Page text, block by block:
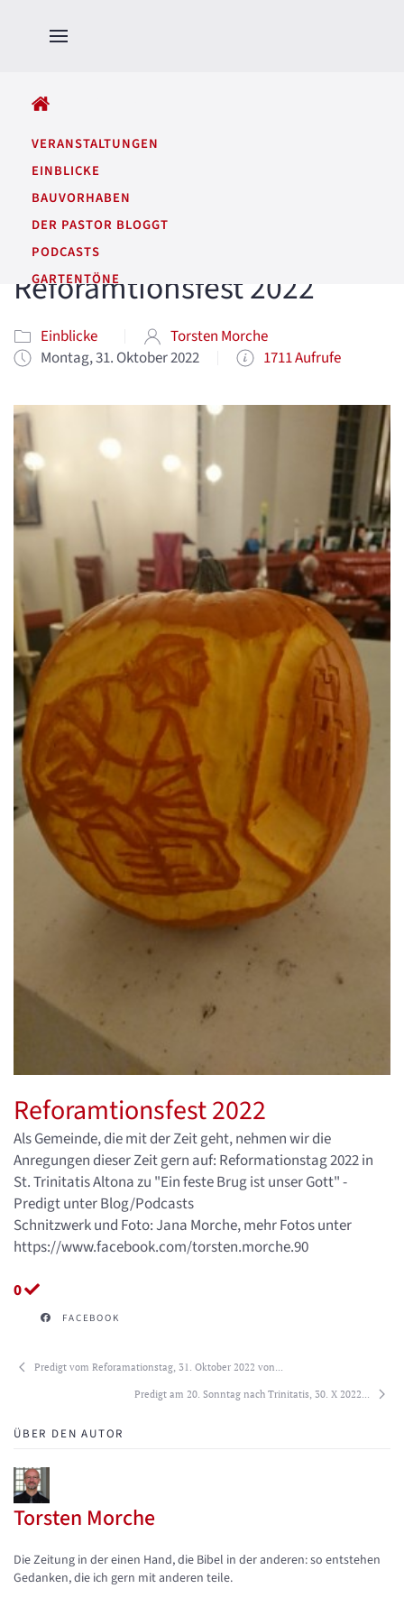
VERANSTALTUNGEN
EINBLICKE
BAUVORHABEN
DER PASTOR BLOGGT
PODCASTS
GARTENTÖNE
Reforamtionsfest 2022
Einblicke
Torsten Morche
Montag, 31. Oktober 2022
1711 Aufrufe
Reforamtionsfest 2022
Als Gemeinde, die mit der Zeit geht, nehmen wir die
Anregungen dieser Zeit gern auf: Reformationstag 2022 in
St. Trinitatis Altona zu "Ein feste Brug ist unser Gott" -
Predigt unter Blog/Podcasts
Schnitzwerk und Foto: Jana Morche, mehr Fotos unter
https://www.facebook.com/torsten.morche.90
0
FACEBOOK
Predigt vom Reforamationstag, 31. Oktober 2022 von...
Predigt am 20. Sonntag nach Trinitatis, 30. X 2022...
ÜBER DEN AUTOR
Torsten Morche
Updates abonnieren
Abo von Updates dieses Autors beenden
Die Zeitung in der einen Hand, die Bibel in der anderen: so entstehen
Gedanken, die ich gern mit anderen teile.